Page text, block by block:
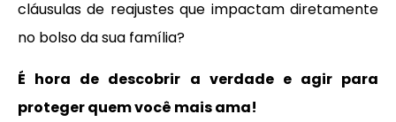
cláusulas de reajustes que impactam diretamente
no bolso da sua família?
É hora de descobrir a verdade e agir para
proteger quem você mais ama!